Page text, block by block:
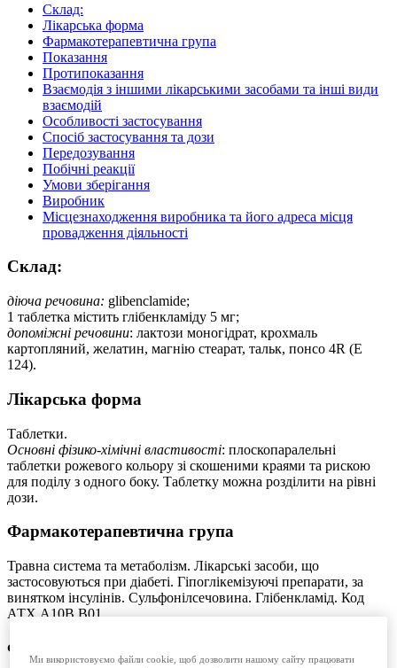
Склад:
Лікарська форма
Фармакотерапевтична група
Показання
Протипоказання
Взаємодія з іншими лікарськими засобами та інші види
взаємодій
Особливості застосування
Спосіб застосування та дози
Передозування
Побічні реакції
Умови зберігання
Виробник
Місцезнаходження виробника та його адреса місця
провадження діяльності
Склад:
діюча речовина: glibenclamide;
1 таблетка містить глібенкламіду 5 мг;
допоміжні речовини: лактози моногідрат, крохмаль
картопляний, желатин, магнію стеарат, тальк, понсо 4R (Е
124).
Лікарська форма
Таблетки.
Основні фізико-хімічні властивості: плоскопаралельні
таблетки рожевого кольору зі скошеними краями та рискою
для поділу з одного боку. Таблетку можна розділити на рівні
дози.
Фармакотерапевтична група
Травна система та метаболізм. Лікарські засоби, що
застосовуються при діабеті. Гіпоглікемізуючі препарати, за
винятком інсулінів. Сульфонілсечовина. Глібенкламід. Код
АТХ А10В В01.
Фармакологічні властивості
Ми використовуємо файли cookie, щоб дозволити нашому сайту працювати